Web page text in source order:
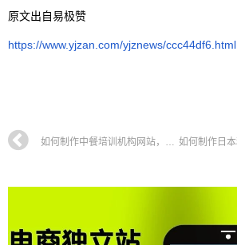
原文出自易极赞
https://www.yjzan.com/yjznews/ccc44df6.html
如何制作中餐培训机构网站，粤菜培训学校网站搭建全攻略教程